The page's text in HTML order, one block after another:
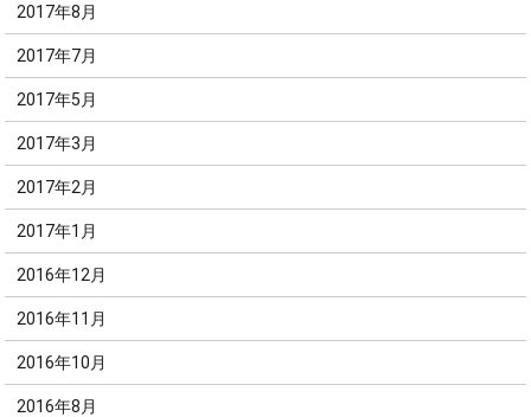
2017年8月
2017年7月
2017年5月
2017年3月
2017年2月
2017年1月
2016年12月
2016年11月
2016年10月
2016年8月